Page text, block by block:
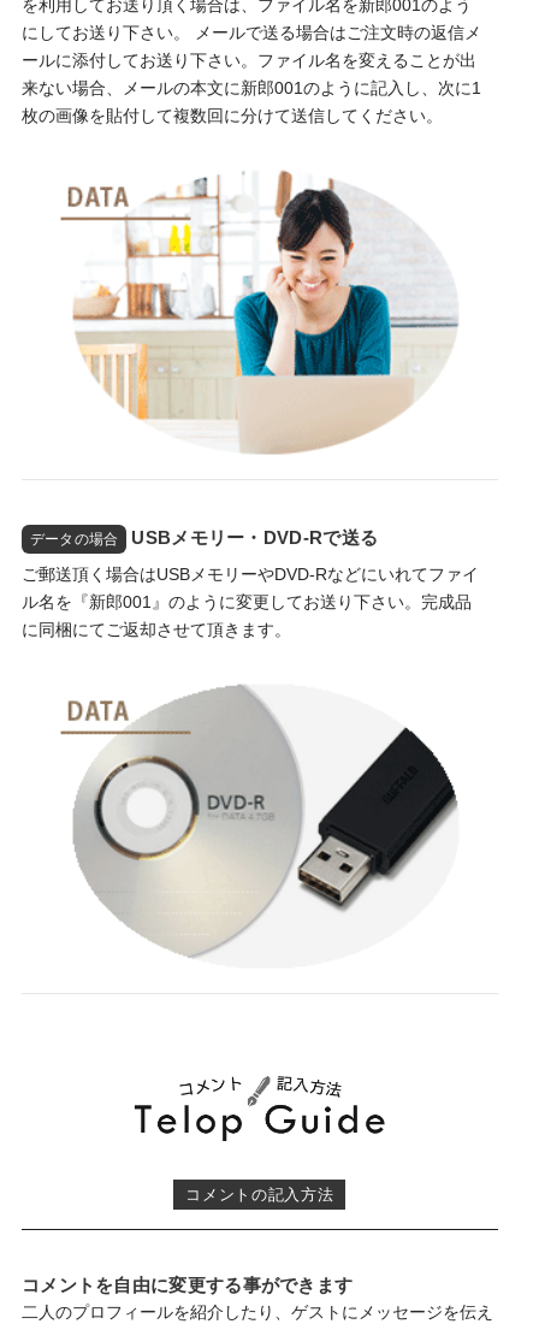
を利用してお送り頂く場合は、ファイル名を新郎001のよう
にしてお送り下さい。 メールで送る場合はご注文時の返信メ
ールに添付してお送り下さい。ファイル名を変えることが出
来ない場合、メールの本文に新郎001のように記入し、次に1
枚の画像を貼付して複数回に分けて送信してください。
データの場合 USBメモリー・DVD-Rで送る
ご郵送頂く場合はUSBメモリーやDVD-Rなどにいれてファイ
ル名を『新郎001』のように変更してお送り下さい。完成品
に同梱にてご返却させて頂きます。
コメントの記入方法
コメントを自由に変更する事ができます
二人のプロフィールを紹介したり、ゲストにメッセージを伝え